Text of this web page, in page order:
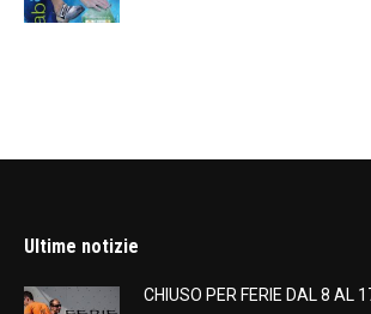
Ultime notizie
CHIUSO PER FERIE DAL 8 AL